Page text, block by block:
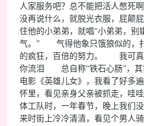
人家服务吧？总不能把活人憋
没再说什么，就脱光衣服，屁
住他的小弟弟，就唱“小弟弟，别
气。” 气得他象只饿狼似的，
的疯狂，百倍的努力。 我可
你流泪 总自称“铁石心肠”，其
电影《英雄儿女》，我看了好多
怀里，看见亲身父亲被抓走，
体工队时，一年春节，晚上我们
来时街上冷冷清清，看见个男人